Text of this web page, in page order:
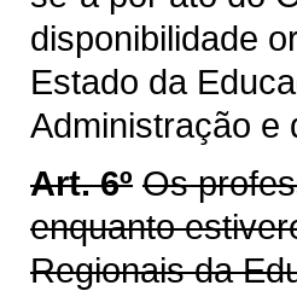
disponibilidade
Estado da
Administração e
Art. 6º Os
enquanto
Regionais da